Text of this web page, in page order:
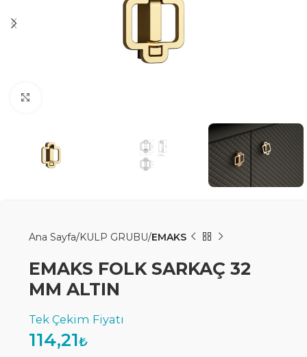
Ana Sayfa KULP GRUBU EMAKS
EMAKS FOLK SARKAÇ 32
MM ALTIN
114,21₺